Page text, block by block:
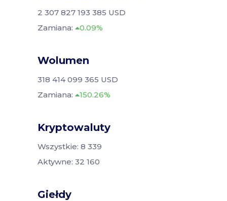
2 307 827 193 385 USD
Zamiana:
0.09%
Wolumen
318 414 099 365 USD
Zamiana:
150.26%
Kryptowaluty
Wszystkie: 8 339
Aktywne: 32 160
Giełdy